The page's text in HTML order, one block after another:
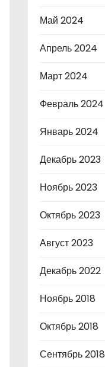
Май 2024
Апрель 2024
Март 2024
Февраль 2024
Январь 2024
Декабрь 2023
Ноябрь 2023
Октябрь 2023
Август 2023
Декабрь 2022
Ноябрь 2018
Октябрь 2018
Сентябрь 2018